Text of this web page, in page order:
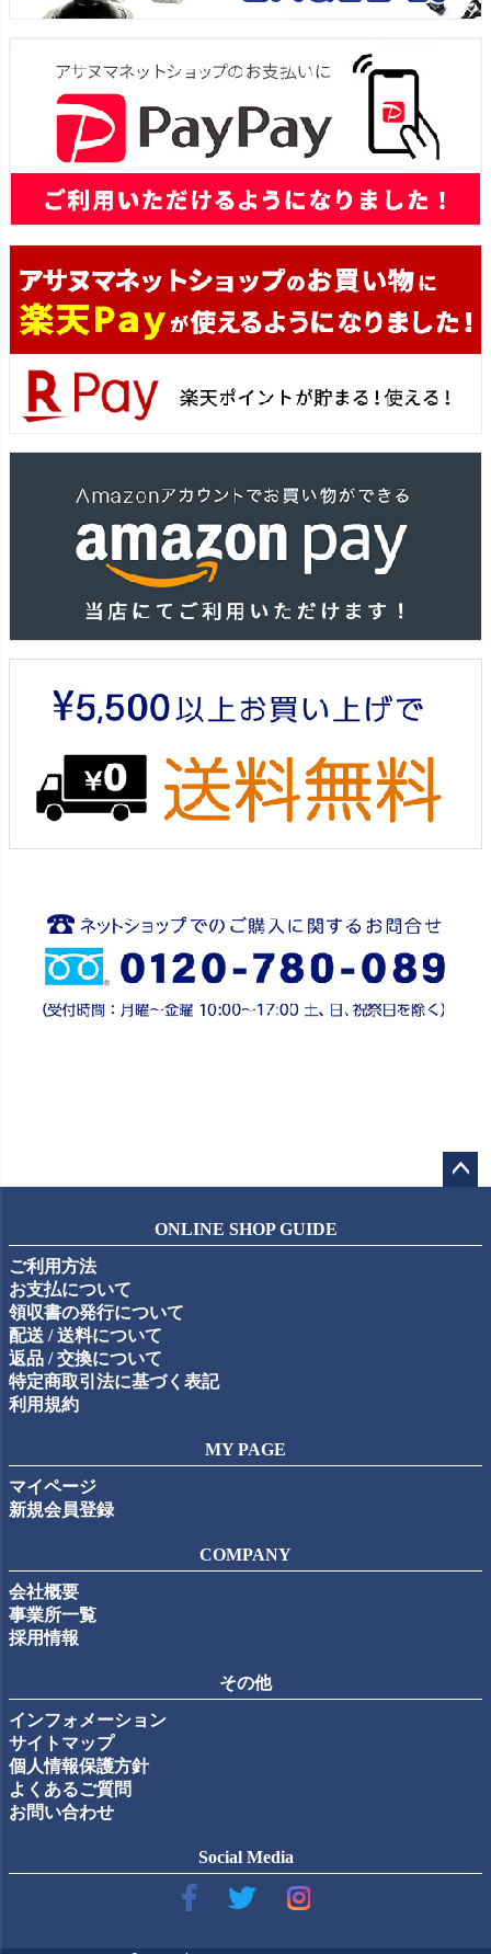
ップ
ONLINE SHOP GUIDE
ご利用方法
お支払について
領収書の発行について
配送 / 送料について
返品 / 交換について
特定商取引法に基づく表記
利用規約
MY PAGE
マイページ
新規会員登録
COMPANY
会社概要
事業所一覧
採用情報
その他
インフォメーション
サイトマップ
個人情報保護方針
よくあるご質問
お問い合わせ
Social Media